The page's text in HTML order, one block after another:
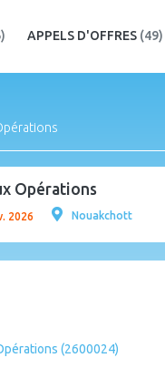
APPELS D'OFFRES (49)
Opérations
2026 Nouakchott
(2600024)